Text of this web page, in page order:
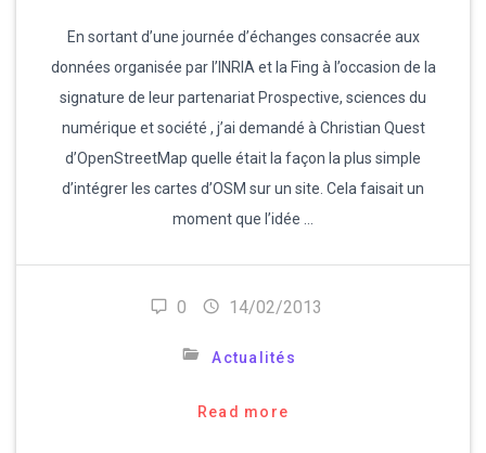
En sortant d’une journée d’échanges consacrée aux
données organisée par l’INRIA et la Fing à l’occasion de la
signature de leur partenariat Prospective, sciences du
numérique et société , j’ai demandé à Christian Quest
d’OpenStreetMap quelle était la façon la plus simple
d’intégrer les cartes d’OSM sur un site. Cela faisait un
moment que l’idée …
0 14/02/2013
Actualités
Read more